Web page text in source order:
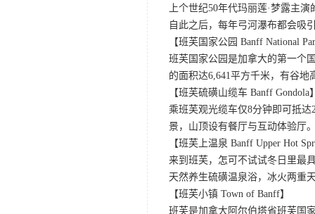
上个世纪50年代玛丽莲·梦露主
自此之后，每年弓河瀑布都会吸
【班芙国家公园 Banff National
班芙国家公园是加拿大的第一个
的面积达6,641平方千米，有谷
【班芙硫磺山缆车 Banff Gondola
乘班芙观光缆车仅8分钟即可抵
景，山顶设有餐厅与互动体验厅
【班芙上温泉 Banff Upper Hot
来到班芙，怎可不试试冬日里最
天然养生硫磺温泉浴，冰火两重
【班芙小镇 Town of Banff】
班芙是加拿大阿尔伯塔省班芙国